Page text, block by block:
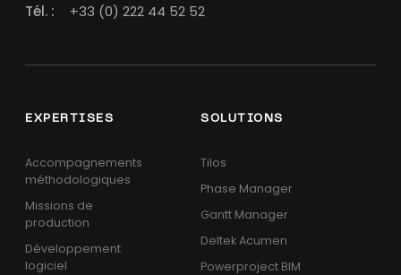
Tél. :
+33 (0) 222 44 52 52
EXPERTISES
Accompagnements
méthodologiques
Missions de
production
Développement
logiciel
SOLUTIONS
Tilos
Phase Manager
Gantt Manager
Deltek Acumen
Powerproject BIM